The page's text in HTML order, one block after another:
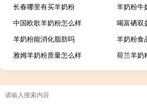
长春哪里有买羊奶粉
羊奶粉牛
中国欧歌羊奶粉怎么样
喝富硒双
羊奶粉能消化脂肪吗
羊奶粉食
雅姆羊奶粉质量怎么样
荷兰羊奶